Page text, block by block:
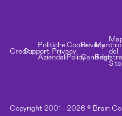
Copyright 2001 - 2026 © Brain
CreditsSupport
Politiche
Aziendali
Privacy
Cookie
Policy
Privacy
Candidati
Marchio
del
Sito